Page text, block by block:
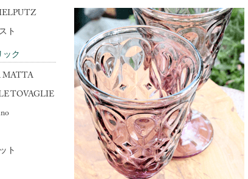
ト
ック
MATTA
TOVAGLIE
ト